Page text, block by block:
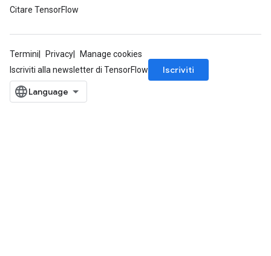
Citare TensorFlow
Termini Privacy
Manage cookies
Iscriviti alla newsletter di TensorFlow
Iscriviti